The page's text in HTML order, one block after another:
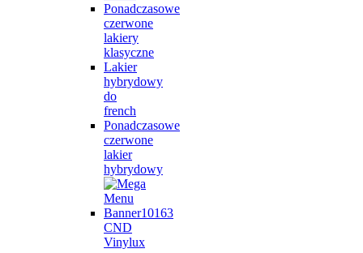
Ponadczasowe
czerwone
lakiery
klasyczne
Lakier
hybrydowy
do
french
Ponadczasowe
czerwone
lakier
hybrydowy
CND
Vinylux